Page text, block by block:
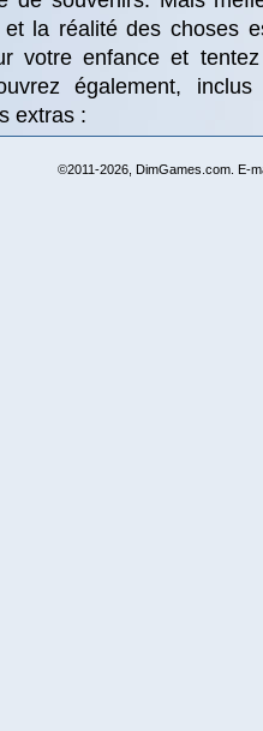
la réalité des choses
votre enfance et
également,
extras :
©2011-2026, DimGames.com. E-